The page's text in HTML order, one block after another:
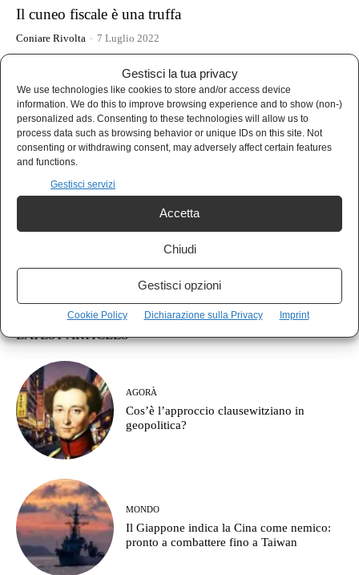
Gestisci la tua privacy
We use technologies like cookies to store and/or access device
information. We do this to improve browsing experience and to show (non-)
personalized ads. Consenting to these technologies will allow us to
process data such as browsing behavior or unique IDs on this site. Not
consenting or withdrawing consent, may adversely affect certain features
and functions.
Gestisci servizi
Accetta
Chiudi
Gestisci opzioni
Cookie Policy Dichiarazione sulla Privacy Imprint
Il cuneo fiscale è una truffa
Coniare Rivolta - 7 Luglio 2022
- Advertisement -
LATEST ARTICLES
AGORÀ
Cos’è l’approccio clausewitziano in
geopolitica?
MONDO
Il Giappone indica la Cina come nemico:
pronto a combattere fino a Taiwan